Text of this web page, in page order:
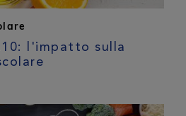
l'impatto sulla